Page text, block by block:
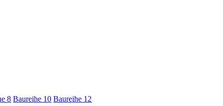
8 Baureihe 10 Baureihe 12